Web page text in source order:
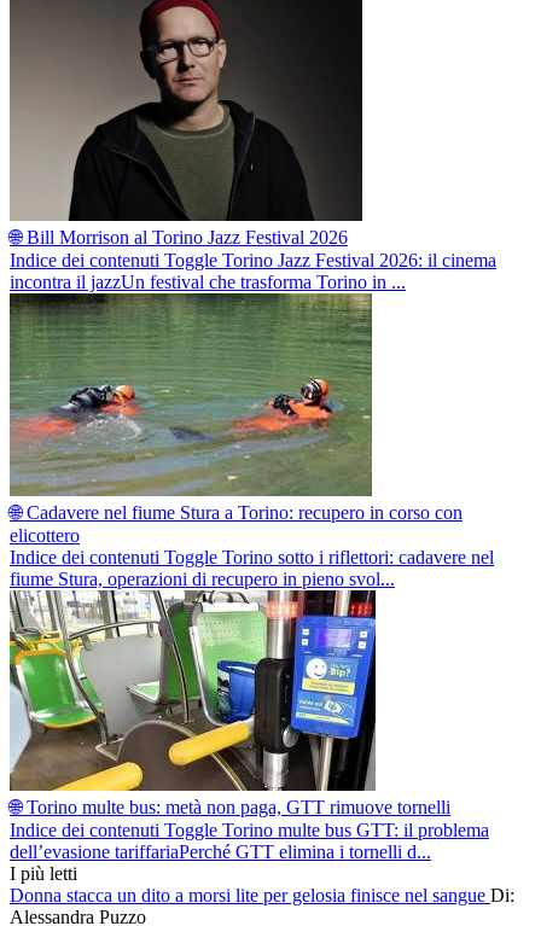
🌐 Bill Morrison al Torino Jazz Festival 2026
Indice dei contenuti Toggle Torino Jazz Festival 2026: il cinema
incontra il jazzUn festival che trasforma Torino in ...
🌐 Cadavere nel fiume Stura a Torino: recupero in corso con
elicottero
Indice dei contenuti Toggle Torino sotto i riflettori: cadavere nel
fiume Stura, operazioni di recupero in pieno svol...
🌐 Torino multe bus: metà non paga, GTT rimuove tornelli
Indice dei contenuti Toggle Torino multe bus GTT: il problema
dell’evasione tariffariaPerché GTT elimina i tornelli d...
I più letti
Donna stacca un dito a morsi lite per gelosia finisce nel sangue Di:
Alessandra Puzzo